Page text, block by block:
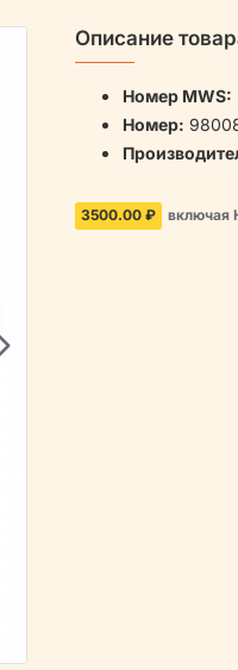
Описание
Номер MWS:
Номер:
3500.00 ₽ включая